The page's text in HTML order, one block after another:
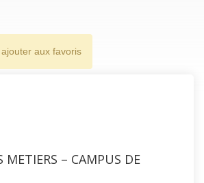
aux favoris
METIERS – CAMPUS DE